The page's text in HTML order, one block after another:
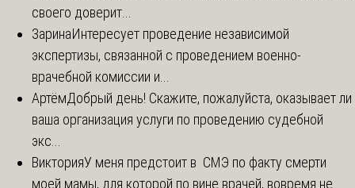
своего доверит...
ЗаринаИнтересует проведение независимой
экспертизы, связанной с проведением военно-
врачебной комиссии и...
АртёмДобрый день! Скажите, пожалуйста, оказывает ли
ваша организация услуги по проведению судебной
экс...
ВикторияУ меня предстоит в СМЭ по факту смерти
моей мамы, для которой по вине врачей, вовремя не